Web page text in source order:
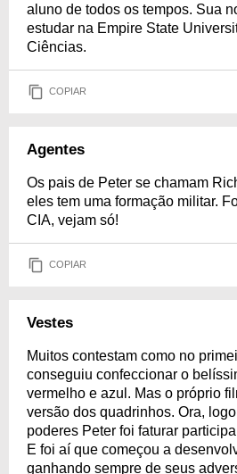
aluno de todos os tempos. Sua
estudar na Empire State
Ciências.
COPIAR
Agentes
Os pais de Peter se chamam
eles tem uma formação militar.
CIA, vejam só!
COPIAR
Vestes
Muitos contestam como no
conseguiu confeccionar o
vermelho e azul. Mas o próprio
versão dos quadrinhos. Ora,
poderes Peter foi faturar
E foi aí que começou a
ganhando sempre de seus